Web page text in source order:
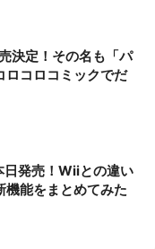
決定！その名も「パ
ロコロコミックでだ
発売！Wiiとの違い
能をまとめてみた